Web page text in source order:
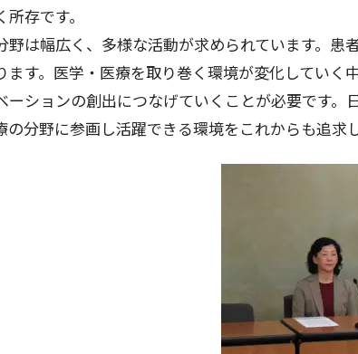
存です。
は幅広く、多様な活動が求められています。患
ます。医学・医療を取り巻く環境が変化してい
ーションの創出につなげていくことが必要です
の分野に参画し活躍できる環境をこれからも追求